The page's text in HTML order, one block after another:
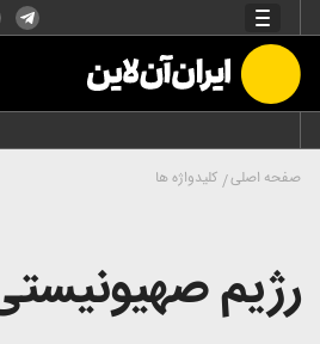
صفحه اصلی کلیدواژه ها
رژیم